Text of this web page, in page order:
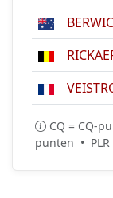
CQ = CQ-
punten •